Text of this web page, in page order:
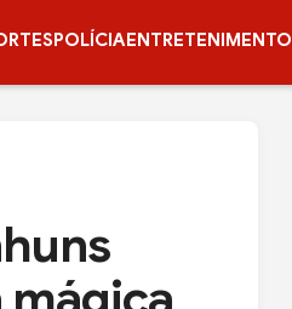
POLÍCIAENTRETENIMENTO